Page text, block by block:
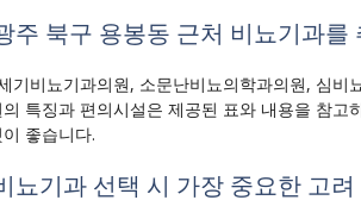
주 북구 용봉동 근처 비뇨기과를
기비뇨기과의원, 소문난비뇨의학과의원, 심
특징과 편의시설은 제공된 표와 내용을 참
좋습니다.
뇨기과 선택 시 가장 중요한 고